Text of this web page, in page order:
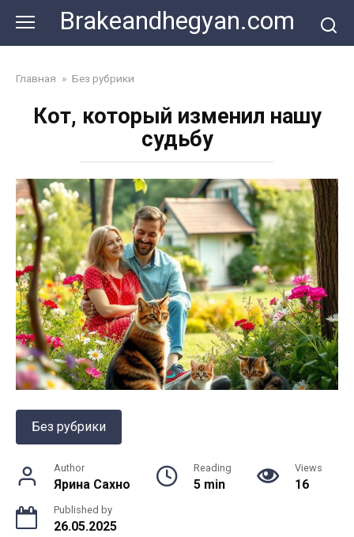
content
Brakeandhegyan.com
Главная » Без рубрики
Кот, который изменил нашу
судьбу
Без рубрики
Author
Ярина Сахно
Reading
5 min
Views
16
Published by
26.05.2025